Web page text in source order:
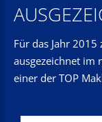
Für das Jahr
ausgezeichnet im
einer der TOP